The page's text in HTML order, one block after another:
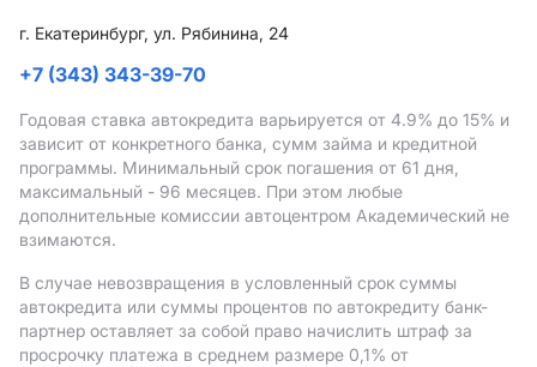
г. Екатеринбург, ул. Рябинина, 24
+7 (343) 343-39-70
Годовая ставка автокредита варьируется от 4.9% до 15% и
зависит от конкретного банка, сумм займа и кредитной
программы. Минимальный срок погашения от 61 дня,
максимальный - 96 месяцев. При этом любые
дополнительные комиссии автоцентром Академический не
взимаются.
В случае невозвращения в условленный срок суммы
автокредита или суммы процентов по автокредиту банк-
партнер оставляет за собой право начислить штраф за
просрочку платежа в среднем размере 0,1% от